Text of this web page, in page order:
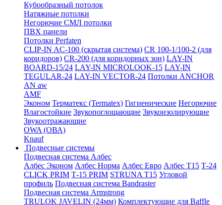
Кубообразный потолок
Натяжные потолки
Негорючие СМЛ потолки
ПВХ панели
Потолки Perfaten
CLIP-IN AC-100 (скрытая система) CR 100-1/100-2 (для
коридоров) CR-200 (для коридорных зон) LAY-IN
BOARD-15/24 LAY-IN MICROLOOK-15 LAY-IN
TEGULAR-24 LAY-IN VECTOR-24 Потолки ANCHOR
AN aw
AMF
Эконом Терматекс (Termatex) Гигиенические Негорючие
Влагостойкие Звукопоглощающие Звукоизолирующие
Звукоотражающие
OWA (ОВА)
Knauf
Подвесные системы
Подвесная система Албес
Албес Эконом Албес Норма Албес Евро Албес T15 Т-24
CLICK PRIM Т-15 PRIM STRUNA Т15 Угловой
профиль Подвесная система Bandraster
Подвесная система Armstrong
TRULOK JAVELIN (24мм) Комплектующие для Baffle